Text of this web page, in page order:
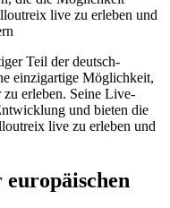
live zu erleben und
Teil der deutsch-
einzigartige Möglichkeit,
erleben. Seine Live-
und bieten die
live zu erleben und